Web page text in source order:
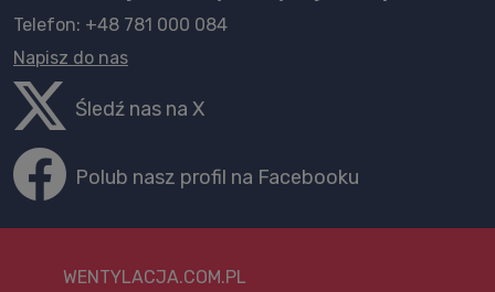
Telefon: +48 781 000 084
Napisz do nas
Śledź nas na X
Polub nasz profil na Facebooku
WENTYLACJA.COM.PL